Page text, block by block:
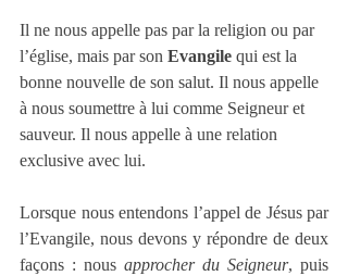
Il ne nous appelle pas par la religion ou par
l’église, mais par son Evangile qui est la
bonne nouvelle de son salut. Il nous appelle
à nous soumettre à lui comme Seigneur et
sauveur. Il nous appelle à une relation
exclusive avec lui.
Lorsque nous entendons l’appel de Jésus par
l’Evangile, nous devons y répondre de deux
façons : nous approcher du Seigneur, puis